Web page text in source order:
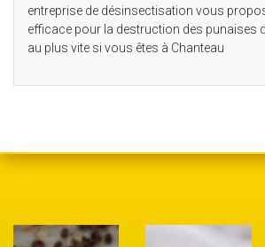
entreprise de désinsectisation vous
efficace pour la destruction des punaises
au plus vite si vous êtes à Chanteau